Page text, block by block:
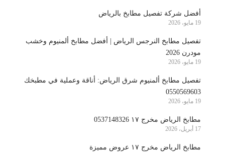
أفضل شركة تفصيل مطابخ بالرياض
19 مايو، 2026
تفصيل مطابخ النرجس الرياض | أفضل مطابخ ألمنيوم وخشب
مودرن 2026
19 مايو، 2026
تفصيل مطابخ ألمنيوم شرق الرياض: أناقة وعملية في مطبخك
0550569603
19 مايو، 2026
مطابخ الرياض مخرج ١٧ 0537148326
17 أبريل، 2026
مطابخ الرياض مخرج ١٧ عروض مميزة